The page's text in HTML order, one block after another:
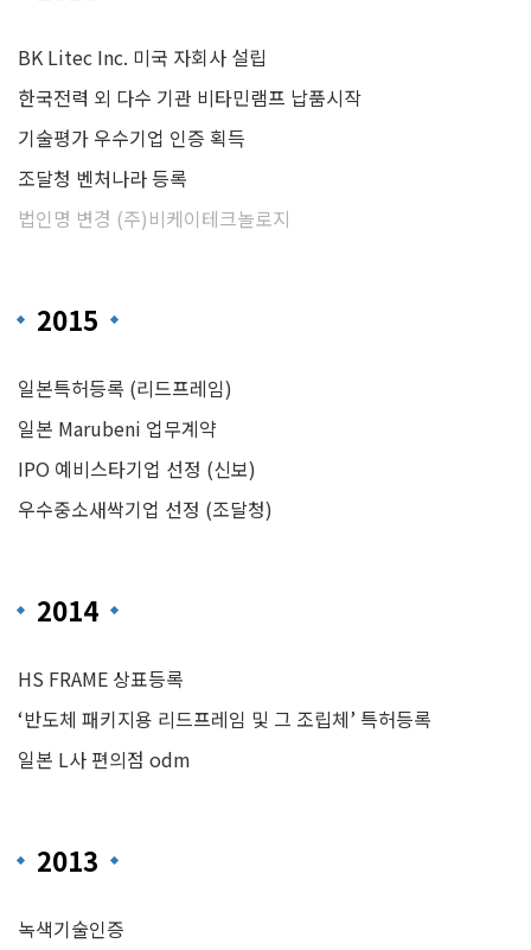
BK Litec Inc. 미국 자회사 설립
한국전력 외 다수 기관 비타민램프 납품시작
기술평가 우수기업 인증 획득
조달청 벤처나라 등록
법인명 변경 (주)비케이테크놀로지
2015
일본특허등록 (리드프레임)
일본 Marubeni 업무계약
IPO 예비스타기업 선정 (신보)
우수중소새싹기업 선정 (조달청)
2014
HS FRAME 상표등록
‘반도체 패키지용 리드프레임 및 그 조립체’ 특허등록
일본 L사 편의점 odm
2013
녹색기술인증